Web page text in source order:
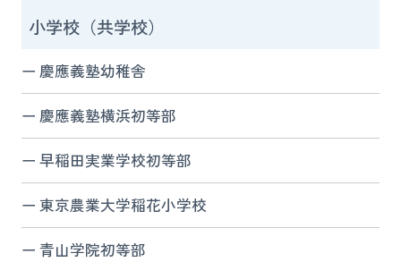
小学校（共学校）
慶應義塾幼稚舎
慶應義塾横浜初等部
早稲田実業学校初等部
東京農業大学稲花小学校
青山学院初等部